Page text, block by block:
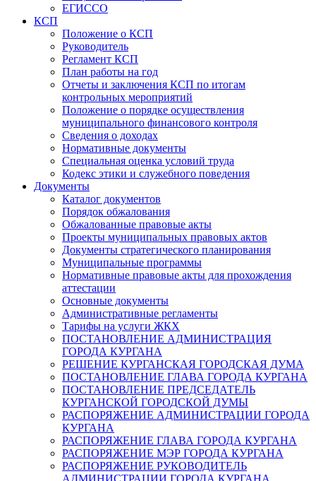
ЕГИССО
КСП
Положение о КСП
Руководитель
Регламент КСП
План работы на год
Отчеты и заключения КСП по итогам
контрольных мероприятий
Положение о порядке осуществления
муниципального финансового контроля
Сведения о доходах
Нормативные документы
Специальная оценка условий труда
Кодекс этики и служебного поведения
Документы
Каталог документов
Порядок обжалования
Обжалованные правовые акты
Проекты муниципальных правовых актов
Документы стратегического планирования
Муниципальные программы
Нормативные правовые акты для прохождения
аттестации
Основные документы
Административные регламенты
Тарифы на услуги ЖКХ
ПОСТАНОВЛЕНИЕ АДМИНИСТРАЦИЯ
ГОРОДА КУРГАНА
РЕШЕНИЕ КУРГАНСКАЯ ГОРОДСКАЯ ДУМА
ПОСТАНОВЛЕНИЕ ГЛАВА ГОРОДА КУРГАНА
ПОСТАНОВЛЕНИЕ ПРЕДСЕДАТЕЛЬ
КУРГАНСКОЙ ГОРОДСКОЙ ДУМЫ
РАСПОРЯЖЕНИЕ АДМИНИСТРАЦИИ ГОРОДА
КУРГАНА
РАСПОРЯЖЕНИЕ ГЛАВА ГОРОДА КУРГАНА
РАСПОРЯЖЕНИЕ МЭР ГОРОДА КУРГАНА
РАСПОРЯЖЕНИЕ РУКОВОДИТЕЛЬ
АДМИНИСТРАЦИИ ГОРОДА КУРГАНА